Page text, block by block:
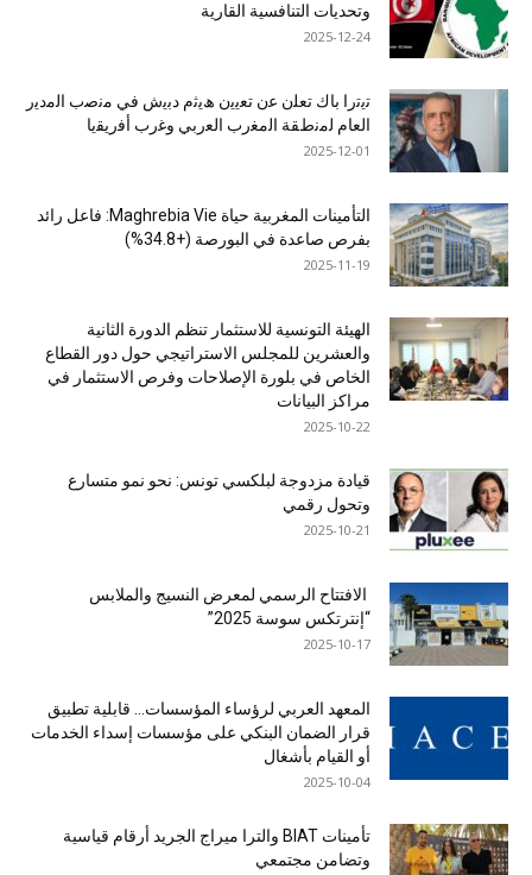
وتحديات التنافسية القارية
2025-12-24
ﺗﯾﺗرا ﺑﺎك ﺗﻌﻠن ﻋن ﺗﻌﯾﯾن ھﯾﺛم دﺑﯾش ﻓﻲ ﻣﻧﺻب اﻟﻣدﯾر
اﻟﻌﺎم ﻟﻣﻧطﻘﺔ اﻟﻣﻐرب اﻟﻌرﺑﻲ وﻏرب أﻓرﯾﻘﯾﺎ
2025-12-01
التأمينات المغربية حياة Maghrebia Vie: فاعل رائد
بفرص صاعدة في البورصة (+34.8%)
2025-11-19
الهيئة التونسية للاستثمار تنظم الدورة الثانية
والعشرين للمجلس الاستراتيجي حول دور القطاع
الخاص في بلورة الإصلاحات وفرص الاستثمار في
مراكز البيانات
2025-10-22
قيادة مزدوجة لبلكسي تونس: نحو نمو متسارع
وتحول رقمي
2025-10-21
الافتتاح الرسمي لمعرض النسيج والملابس
“إنترتكس سوسة 2025”
2025-10-17
المعهد العربي لرؤساء المؤسسات… قابلية تطبيق
قرار الضمان البنكي على مؤسسات إسداء الخدمات
أو القيام بأشغال
2025-10-04
تأمينات BIAT والترا ميراج الجريد أرقام قياسية
وتضامن مجتمعي